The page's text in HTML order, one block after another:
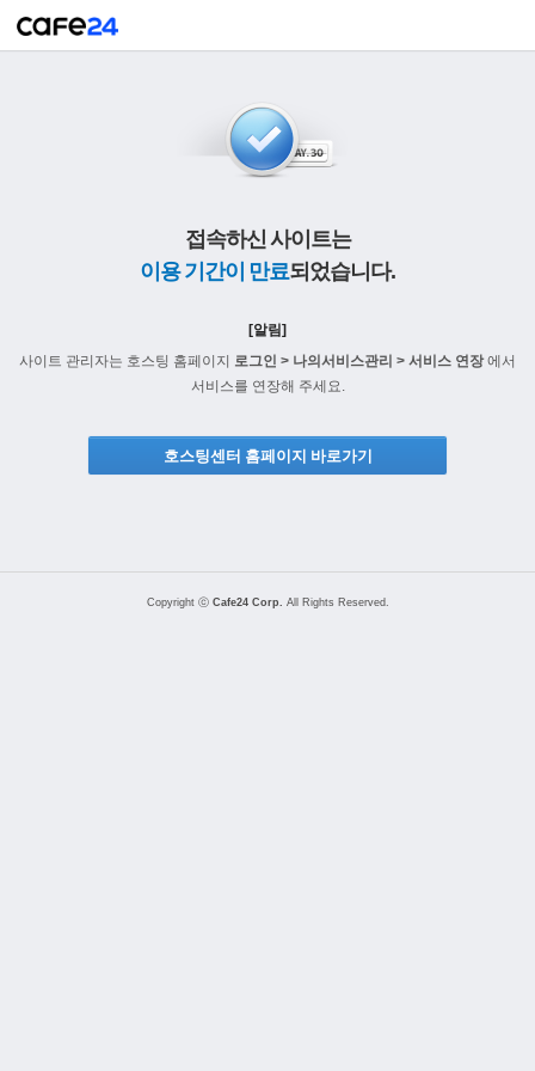
접속하신 사이트는
이용 기간이 만료되었습니다.
[알림]
사이트 관리자는 호스팅 홈페이지 로그인 > 나의서비스관리 > 서비스 연장에서
서비스를 연장해 주세요.
호스팅센터 홈페이지 바로가기
Copyright ⓒ Cafe24 Corp. All Rights Reserved.